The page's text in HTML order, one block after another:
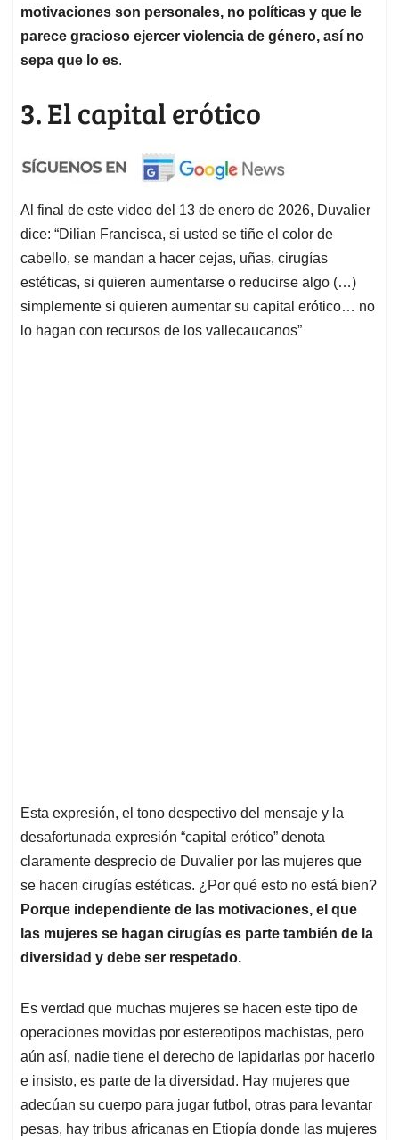
motivaciones son personales, no políticas y que le
parece gracioso ejercer violencia de género, así no
sepa que lo es.
3. El capital erótico
Al final de este video del 13 de enero de 2026, Duvalier
dice: “Dilian Francisca, si usted se tiñe el color de
cabello, se mandan a hacer cejas, uñas, cirugías
estéticas, si quieren aumentarse o reducirse algo (…)
simplemente si quieren aumentar su capital erótico… no
lo hagan con recursos de los vallecaucanos”
Esta expresión, el tono despectivo del mensaje y la
desafortunada expresión “capital erótico” denota
claramente desprecio de Duvalier por las mujeres que
se hacen cirugías estéticas. ¿Por qué esto no está bien?
Porque independiente de las motivaciones, el que
las mujeres se hagan cirugías es parte también de la
diversidad y debe ser respetado.
Es verdad que muchas mujeres se hacen este tipo de
operaciones movidas por estereotipos machistas, pero
aún así, nadie tiene el derecho de lapidarlas por hacerlo
e insisto, es parte de la diversidad. Hay mujeres que
adecúan su cuerpo para jugar futbol, otras para levantar
pesas, hay tribus africanas en Etiopía donde las mujeres